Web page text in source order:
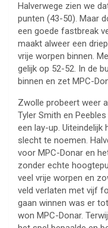
Halverwege zien we
punten (43-50). Maar
een goede fastbreak
maakt alweer een
vrije worpen binnen.
gelijk op 52-52. In de
binnen en zet MPC-
Zwolle probeert weer
Tyler Smith en
een lay-up.
slecht te noemen.
voor MPC-Donar en
zonder echte
veel vrije worpen en
veld verlaten met vijf
gaan winnen was er
won MPC-Donar.